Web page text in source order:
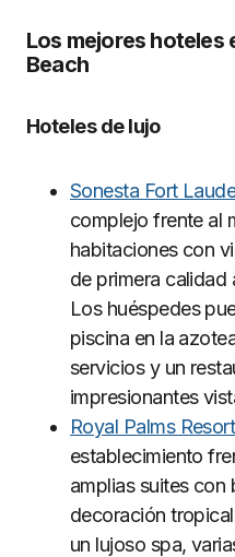
Los mejores hoteles
Beach
Hoteles de lujo
Sonesta Fort
complejo frente al
habitaciones con
de primera calidad
Los huéspedes
piscina en la
servicios y un
impresionantes
Royal Palms
establecimiento
amplias suites
decoración
un lujoso spa,